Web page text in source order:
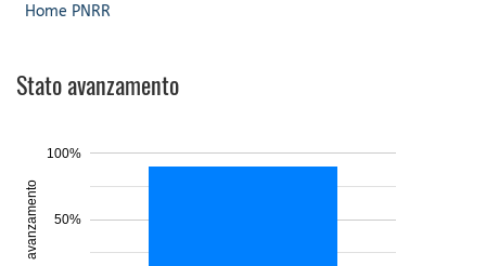
Home PNRR
Stato avanzamento
50%
100%
avanzamento